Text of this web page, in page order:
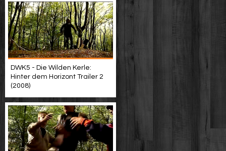
DWK5 - Die Wilden Kerle:
Hinter dem Horizont Trailer 2
(2008)